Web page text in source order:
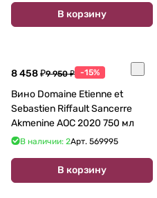
В корзину
8 458 ₽9 950 ₽ -15%
Вино Domaine Etienne et
Sebastien Riffault Sancerre
Akmenine AOC 2020 750 мл
В наличии: 2Арт. 569995
В корзину